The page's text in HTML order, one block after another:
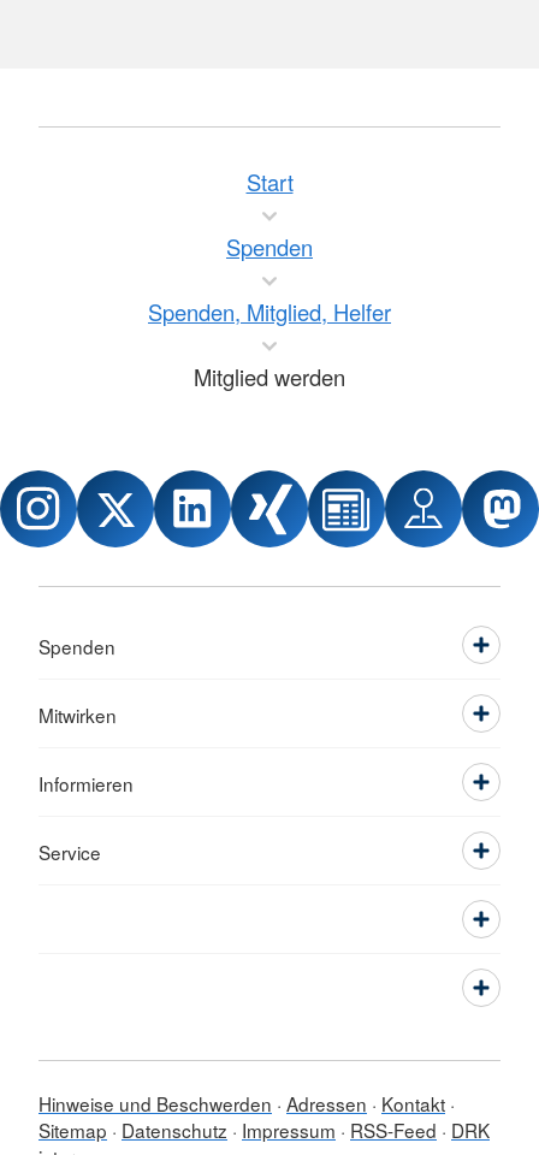
Start
Spenden
Spenden, Mitglied, Helfer
Mitglied werden
Spenden
Mitwirken
Informieren
Service
Hinweise und Beschwerden Adressen
Kontakt
Sitemap
Datenschutz Impressum RSS-Feed
DRK